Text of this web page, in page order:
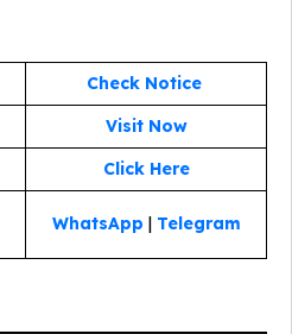
Check Notice
Visit Now
Click Here
WhatsApp | Telegram